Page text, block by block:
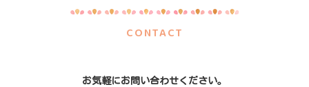
CONTACT
お気軽にお問い合わせください。